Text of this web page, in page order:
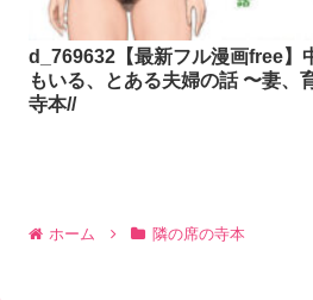
d_769632【最新フル漫画free】中出先
もいる、とある夫婦の話 〜妻、育子の日常〜//隣の席の
寺本//
ホーム 隣の席の寺本